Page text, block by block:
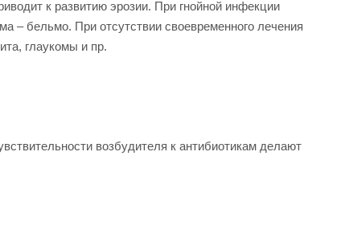
к развитию эрозии. При гнойной инфекции
– бельмо. При отсутствии своевременного лечения
глаукомы и пр.
возбудителя к антибиотикам делают